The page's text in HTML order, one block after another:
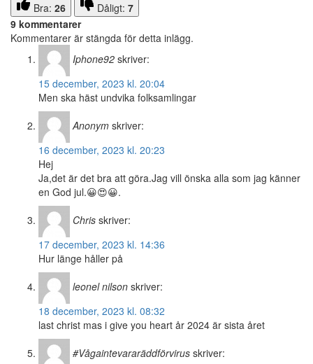
Bra: 26 Dåligt: 7
9 kommentarer
Kommentarer är stängda för detta inlägg.
Iphone92 skriver:
15 december, 2023 kl. 20:04
Men ska häst undvika folksamlingar
Anonym skriver:
16 december, 2023 kl. 20:23
Hej
Ja,det är det bra att göra.Jag vill önska alla som jag känner
en God jul.😀😍😀.
Chris skriver:
17 december, 2023 kl. 14:36
Hur länge håller på
leonel nilson skriver:
18 december, 2023 kl. 08:32
last christ mas i give you heart år 2024 är sista året
#Vågaintevararäddförvirus skriver: